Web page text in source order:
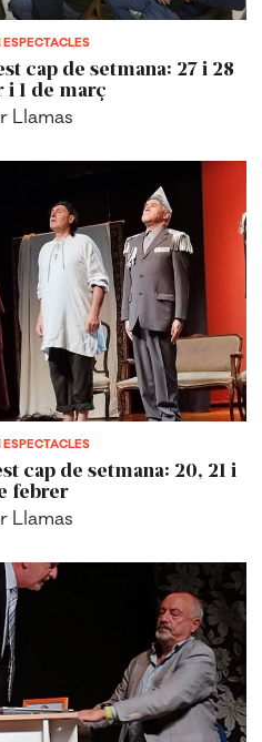
cap de setmana: 27 i 28
i 1 de març
Llamas
cap de setmana: 20, 21 i
febrer
Llamas